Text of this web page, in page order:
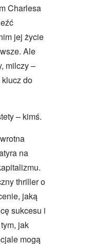
Charlesa
jej życie
Ale
milczy –
do
– kimś.
na
thriller o
jaką
sukcesu i
jak
mogą